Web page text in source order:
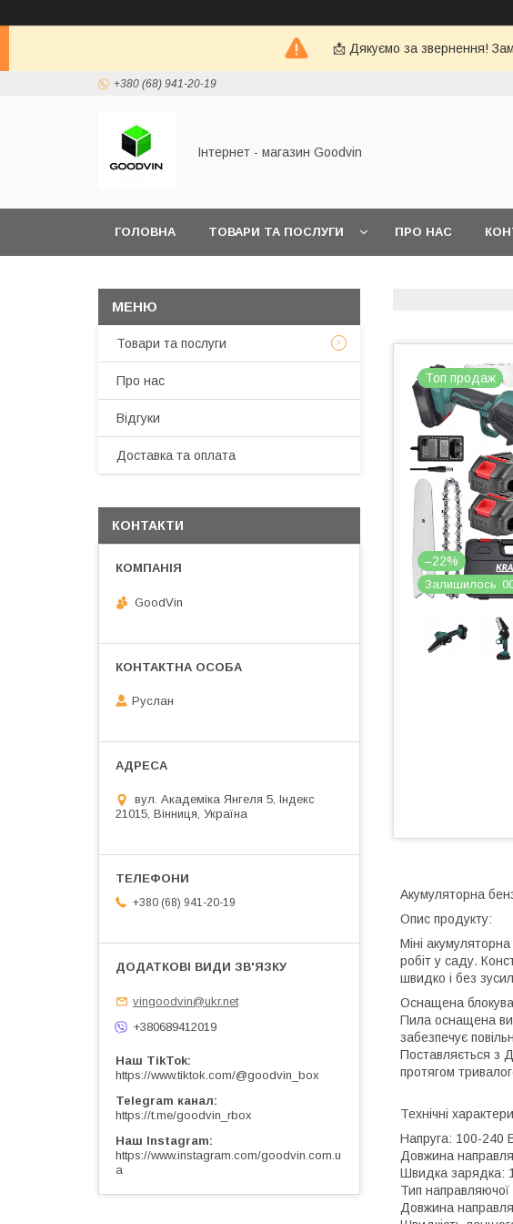
📩 Дякуємо за звернення!
+380 (68) 941-20-19
Інтернет - магазин Goodvin
ГОЛОВНА ТОВАРИ ТА ПОСЛУГИ ПРО НАС
Топ продаж
–22%
Залишилось 0
Акумуляторна
Опис продукту:
Міні
робіт у саду.
швидко і без
Оснащена
Пила оснащена
забезпечує
Поставляється з
протягом
Технічні
Напруга: 100-240
Довжина
Швидка зарядка:
Тип направляючої
Довжина
Товари та послуги
Про нас
Відгуки
Доставка та оплата
КОНТАКТИ
GoodVin
Руслан
вул. Академіка Янгеля 5, Індекс
21015, Вінниця, Україна
+380 (68) 941-20-19
vingoodvin@ukr.net
+380689412019
Наш TikTok
https://www.tiktok.com/@goodvin_box
Telegram канал
https://t.me/goodvin_rbox
Наш Instagram
https://www.instagram.com/goodvin.com.u
a